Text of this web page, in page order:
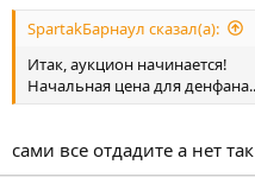
SpartakБарнаул сказал(а):
Итак, аукцион начинается!
Начальная цена для
сами все отдадите а нет